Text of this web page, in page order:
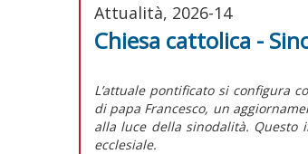
Attualità, 2026-14
Chiesa cattolica -
L’attuale pontificato si configura
di papa Francesco, un
alla luce della sinodalità. Questo
ecclesiale.